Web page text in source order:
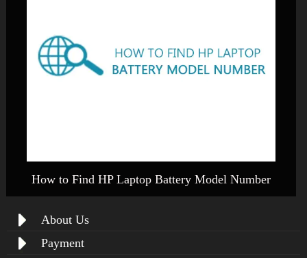
How to Find HP Laptop Battery Model Number
About Us
Payment